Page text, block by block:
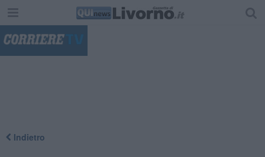
Indietro